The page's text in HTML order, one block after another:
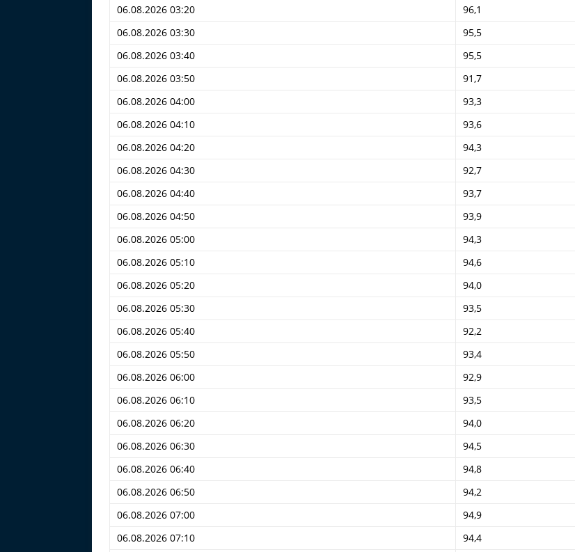
06.08.2026 03:20
96,1
06.08.2026 03:30
95,5
06.08.2026 03:40
95,5
06.08.2026 03:50
91,7
06.08.2026 04:00
93,3
06.08.2026 04:10
93,6
06.08.2026 04:20
94,3
06.08.2026 04:30
92,7
06.08.2026 04:40
93,7
06.08.2026 04:50
93,9
06.08.2026 05:00
94,3
06.08.2026 05:10
94,6
06.08.2026 05:20
94,0
06.08.2026 05:30
93,5
06.08.2026 05:40
92,2
06.08.2026 05:50
93,4
06.08.2026 06:00
92,9
06.08.2026 06:10
93,5
06.08.2026 06:20
94,0
06.08.2026 06:30
94,5
06.08.2026 06:40
94,8
06.08.2026 06:50
94,2
06.08.2026 07:00
94,9
06.08.2026 07:10
94,4